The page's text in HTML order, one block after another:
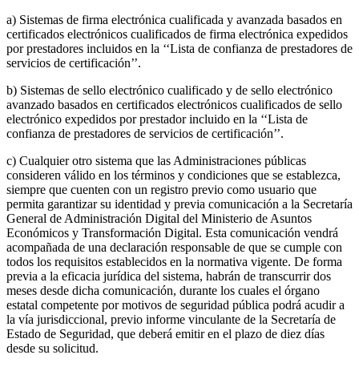
a) Sistemas de firma electrónica cualificada y avanzada basados en
certificados electrónicos cualificados de firma electrónica expedidos
por prestadores incluidos en la ‘‘Lista de confianza de prestadores de
servicios de certificación’’.
b) Sistemas de sello electrónico cualificado y de sello electrónico
avanzado basados en certificados electrónicos cualificados de sello
electrónico expedidos por prestador incluido en la ‘‘Lista de
confianza de prestadores de servicios de certificación’’.
c) Cualquier otro sistema que las Administraciones públicas
consideren válido en los términos y condiciones que se establezca,
siempre que cuenten con un registro previo como usuario que
permita garantizar su identidad y previa comunicación a la Secretaría
General de Administración Digital del Ministerio de Asuntos
Económicos y Transformación Digital. Esta comunicación vendrá
acompañada de una declaración responsable de que se cumple con
todos los requisitos establecidos en la normativa vigente. De forma
previa a la eficacia jurídica del sistema, habrán de transcurrir dos
meses desde dicha comunicación, durante los cuales el órgano
estatal competente por motivos de seguridad pública podrá acudir a
la vía jurisdiccional, previo informe vinculante de la Secretaría de
Estado de Seguridad, que deberá emitir en el plazo de diez días
desde su solicitud.